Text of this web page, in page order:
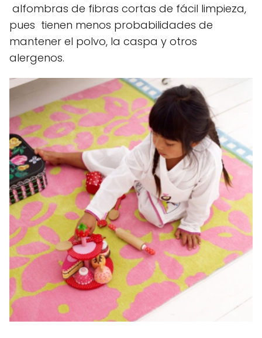
alfombras de fibras cortas de fácil limpieza,
pues tienen menos probabilidades de
mantener el polvo, la caspa y otros
alergenos.